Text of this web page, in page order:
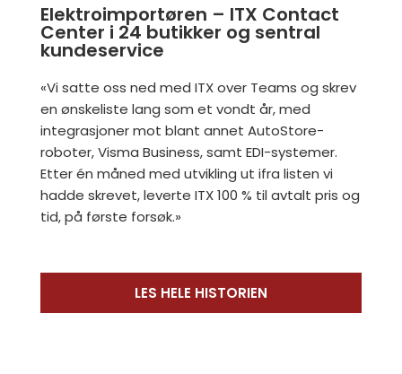
Elektroimportøren – ITX Contact
Center i 24 butikker og sentral
kundeservice
«Vi satte oss ned med ITX over Teams og skrev
en ønskeliste lang som et vondt år, med
integrasjoner mot blant annet AutoStore-
roboter, Visma Business, samt EDI-systemer.
Etter én måned med utvikling ut ifra listen vi
hadde skrevet, leverte ITX 100 % til avtalt pris og
tid, på første forsøk.»
LES HELE HISTORIEN